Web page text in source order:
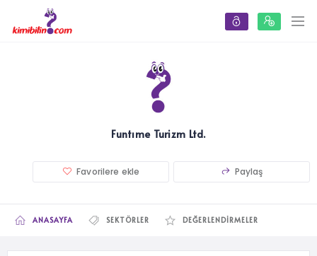
Funtıme Turizm Ltd.
Favorilere ekle Paylaş
ANASAYFA SEKTÖRLER DEĞERLENDIRMELER